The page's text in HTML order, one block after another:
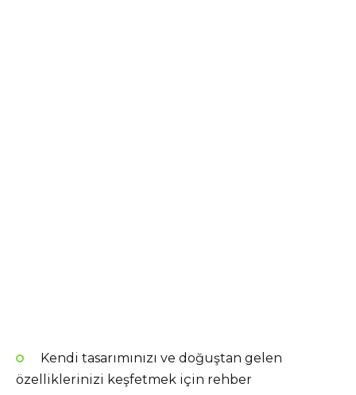
Kendi tasarımınızı ve doğuştan gelen
özelliklerinizi keşfetmek için rehber